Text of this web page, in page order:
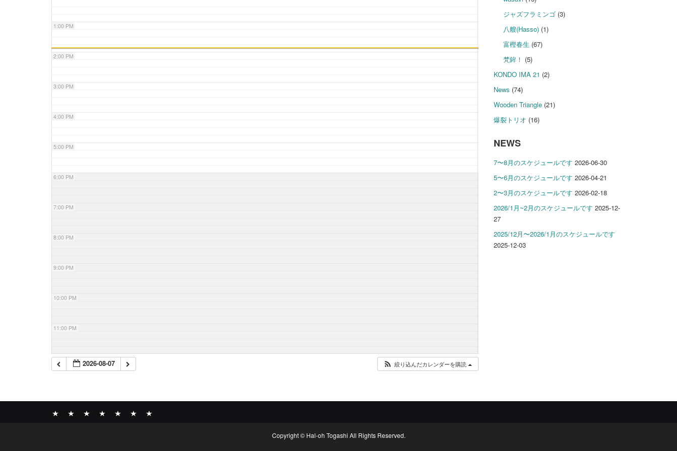
1:00 PM
2:00 PM
3:00 PM
4:00 PM
5:00 PM
6:00 PM
7:00 PM
8:00 PM
9:00 PM
10:00 PM
11:00 PM
2026-08-07 絞り込んだカレンダーを購読
ジャズフラミンゴ (3)
八艘(Hasso) (1)
富樫春生 (67)
梵鉾！ (5)
KONDO IMA 21 (2)
News (74)
Wooden Triangle(21)
爆裂トリオ (16)
NEWS
7〜8月のスケジュールです 2026-06-30
5〜6月のスケジュールです 2026-04-21
2〜3月のスケジュールです 2026-02-18
2026/1月~2月のスケジュールです 2025-12-
27
2025/12月〜2026/1月のスケジュールです
2025-12-03
Copyright © Hal-oh Togashi All Rights Reserved.